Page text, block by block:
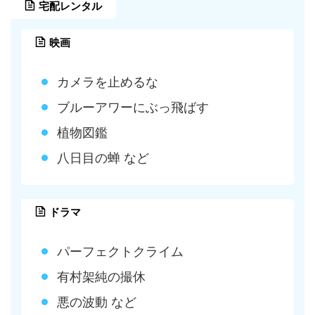
宅配レンタル
映画
カメラを止めるな
ブルーアワーにぶっ飛ばす
植物図鑑
八日目の蝉 など
ドラマ
パーフェクトクライム
有村架純の撮休
悪の波動 など